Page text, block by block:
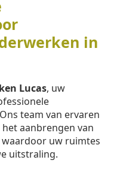
in
Lucas, uw
team van ervaren
aanbrengen van
uw ruimtes
uitstraling.